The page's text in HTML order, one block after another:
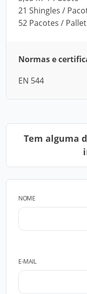
21 Shingles /
52 Pacotes / Pallet
Normas e
EN 544
Tem alguma
NOME
E-MAIL